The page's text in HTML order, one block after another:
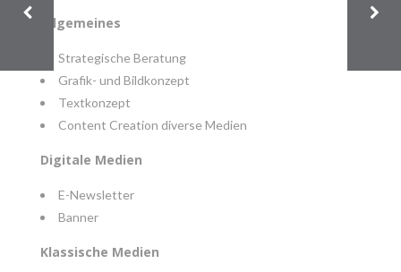
Allgemeines
Strategische Beratung
Grafik- und Bildkonzept
Textkonzept
Content Creation diverse Medien
Digitale Medien
E-Newsletter
Banner
Klassische Medien